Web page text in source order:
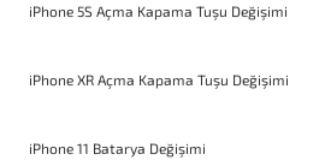
iPhone 5S Açma Kapama Tuşu Değişimi
iPhone XR Açma Kapama Tuşu Değişimi
iPhone 11 Batarya Değişimi